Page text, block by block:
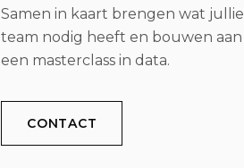
Samen in kaart brengen wat jullie
team nodig heeft en bouwen aan
een masterclass in data.
CONTACT